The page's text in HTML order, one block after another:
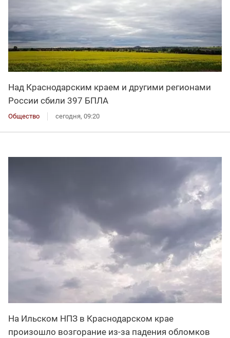
Над Краснодарским краем и другими регионами
России сбили 397 БПЛА
Общество сегодня, 09:20
На Ильском НПЗ в Краснодарском крае
произошло возгорание из-за падения обломков